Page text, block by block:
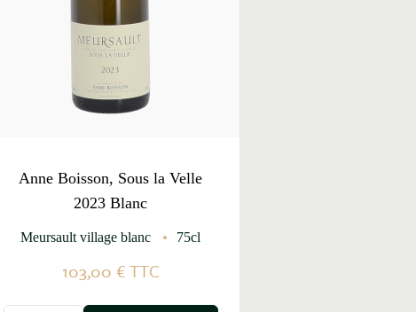
Anne Boisson, Sous la Velle
2023 Blanc
Meursault village blanc 75cl
103,00 €TTC